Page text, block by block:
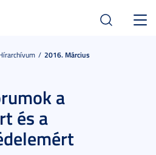
2016. Március
a
és a